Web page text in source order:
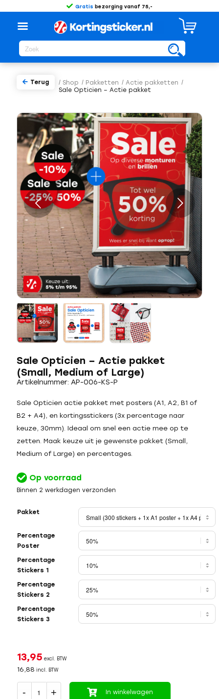
Gratis bezorging vanaf 75,-
/ Shop / Pakketten / Actie pakketten /
Sale Opticien – Actie pakket
Terug
Volgende
Sale Opticien – Actie pakket
(Small, Medium of Large)
Artikelnummer: AP-006-KS-P
Sale Opticien actie pakket met posters (A1, A2, B1 of
B2 + A4), en kortingsstickers (3x percentage naar
keuze, 30mm). Ideaal om snel een actie mee op te
zetten. Maak keuze uit je gewenste pakket (Small,
Medium of Large) en percentages.
Op voorraad
Binnen 2 werkdagen verzonden
Pakket
Percentage
Poster
Percentage
Stickers 1
Percentage
Stickers 2
Percentage
Stickers 3
13,95 excl. BTW
16,88 incl. BTW
In winkelwagen